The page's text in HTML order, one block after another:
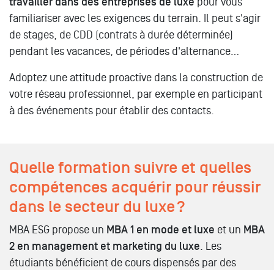
familiariser avec les exigences du terrain. Il peut s'agir
de stages, de CDD (contrats à durée déterminée)
pendant les vacances, de périodes d'alternance…
Adoptez une attitude proactive dans la construction de
votre réseau professionnel, par exemple en participant
à des événements pour établir des contacts.
Quelle formation suivre et quelles
compétences acquérir pour réussir
dans le secteur du luxe ?
MBA ESG propose un MBA 1 en mode et luxe et un MBA
2 en management et marketing du luxe. Les
étudiants bénéficient de cours dispensés par des